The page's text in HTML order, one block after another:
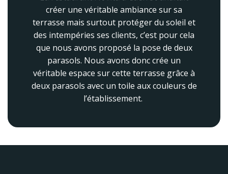
créer une véritable ambiance sur sa
terrasse mais surtout protéger du soleil et
des intempéries ses clients, c’est pour cela
que nous avons proposé la pose de deux
parasols. Nous avons donc crée un
véritable espace sur cette terrasse grâce à
deux parasols avec un toile aux couleurs de
l’établissement.